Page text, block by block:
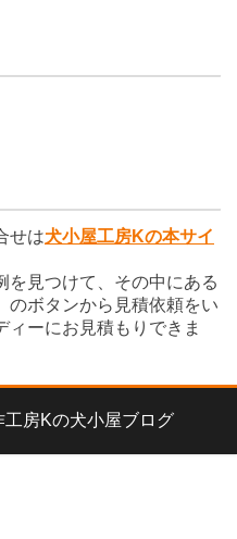
せは犬小屋工房Kの本サイ
を見つけて、その中にある
のボタンから見積依頼をい
ィーにお見積もりできま
房Kの犬小屋ブログ